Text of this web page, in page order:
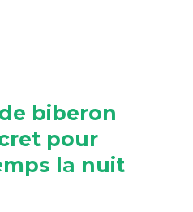
biberon
pour
la nuit